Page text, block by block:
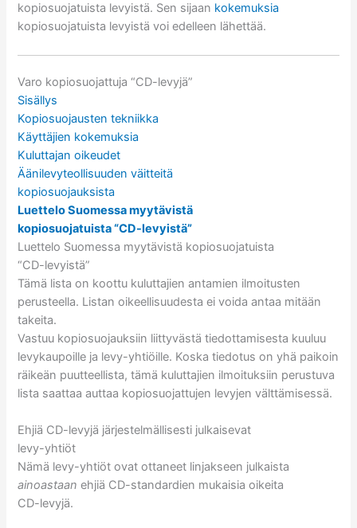
kopiosuojatuista levyistä. Sen sijaan kokemuksia
kopiosuojatuista levyistä voi edelleen lähettää.
Varo kopiosuojattuja “CD-levyjä”
Sisällys
Kopiosuojausten tekniikka
Käyttäjien kokemuksia
Kuluttajan oikeudet
Äänilevyteollisuuden väitteitä
kopiosuojauksista
Luettelo Suomessa myytävistä
kopiosuojatuista “CD-levyistä”
Luettelo Suomessa myytävistä kopiosuojatuista
“CD-levyistä”
Tämä lista on koottu kuluttajien antamien ilmoitusten
perusteella. Listan oikeellisuudesta ei voida antaa mitään
takeita.
Vastuu kopiosuojauksiin liittyvästä tiedottamisesta kuuluu
levykaupoille ja levy-yhtiöille. Koska tiedotus on yhä paikoin
räikeän puutteellista, tämä kuluttajien ilmoituksiin perustuva
lista saattaa auttaa kopiosuojattujen levyjen välttämisessä.
Ehjiä CD-levyjä järjestelmällisesti julkaisevat
levy-yhtiöt
Nämä levy-yhtiöt ovat ottaneet linjakseen julkaista
ainoastaan ehjiä CD-standardien mukaisia oikeita
CD-levyjä.